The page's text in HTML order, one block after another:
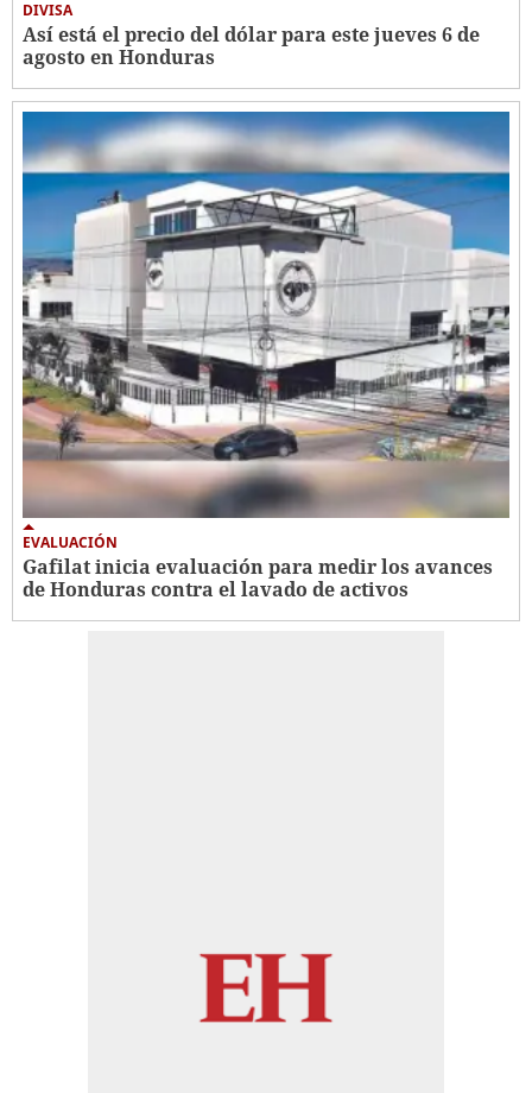
DIVISA
Así está el precio del dólar para este jueves 6 de
agosto en Honduras
EVALUACIÓN
Gafilat inicia evaluación para medir los avances
de Honduras contra el lavado de activos